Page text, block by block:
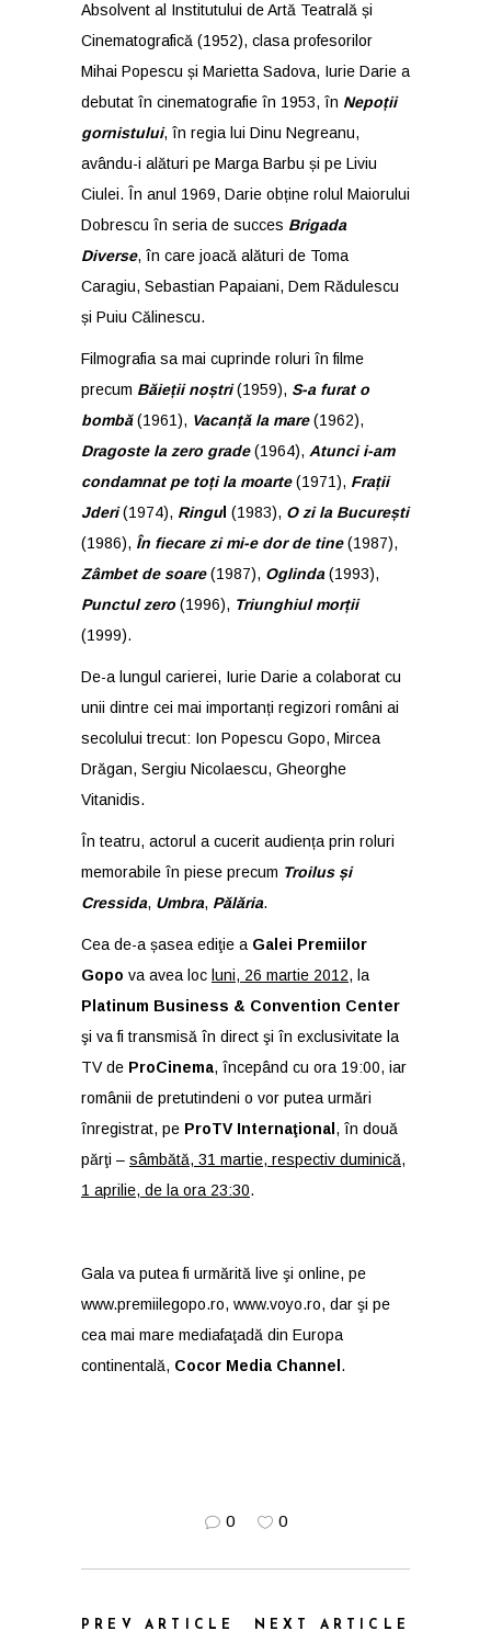
Absolvent al Institutului de Artă Teatrală și
Cinematografică (1952), clasa profesorilor
Mihai Popescu și Marietta Sadova, Iurie Darie a
debutat în cinematografie în 1953, în Nepoții
gornistului, în regia lui Dinu Negreanu,
avându-i alături pe Marga Barbu și pe Liviu
Ciulei. În anul 1969, Darie obține rolul Maiorului
Dobrescu în seria de succes Brigada
Diverse, în care joacă alături de Toma
Caragiu, Sebastian Papaiani, Dem Rădulescu
și Puiu Călinescu.
Filmografia sa mai cuprinde roluri în filme
precum Băieții noștri(1959), S-a furat o
bombă(1961), Vacanță la mare(1962),
Dragoste la zero grade(1964), Atunci i-am
condamnat pe toți la moarte(1971), Frații
Jderi(1974), Ringul (1983), O zi la București
(1986), În fiecare zi mi-e dor de tine(1987),
Zâmbet de soare(1987), Oglinda(1993),
Punctul zero (1996), Triunghiul morții
(1999).
De-a lungul carierei, Iurie Darie a colaborat cu
unii dintre cei mai importanți regizori români ai
secolului trecut: Ion Popescu Gopo, Mircea
Drăgan, Sergiu Nicolaescu, Gheorghe
Vitanidis.
În teatru, actorul a cucerit audiența prin roluri
memorabile în piese precum Troilus și
Cressida, Umbra, Pălăria.
Cea de-a șasea ediţie a Galei Premiilor
Gopo va avea loc luni, 26 martie 2012, la
Platinum Business & Convention Center
şi va fi transmisă în direct şi în exclusivitate la
TV de ProCinema, începând cu ora 19:00, iar
românii de pretutindeni o vor putea urmări
înregistrat, pe ProTV Internaţional , în două
părţi – sâmbătă, 31 martie, respectiv duminică,
1 aprilie, de la ora 23:30.
Gala va putea fi urmărită live şi online, pe
www.premiilegopo.ro, www.voyo.ro, dar şi pe
cea mai mare mediafaţadă din Europa
continentală, Cocor Media Channel .
0 0
PREV ARTICLE NEXT ARTICLE